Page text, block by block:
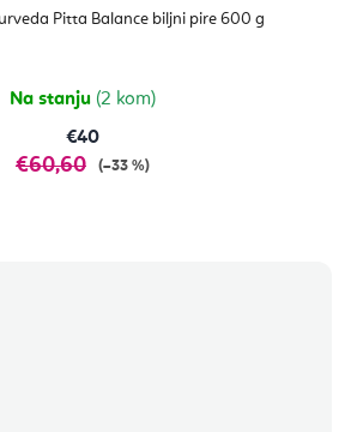
Pitta Balance biljni pire 600 g
Na stanju (2 kom)
€40
€60,60 (–33 %)